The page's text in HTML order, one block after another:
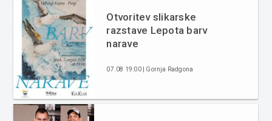
Otvoritev slikarske
razstave Lepota barv
narave
07.08 19:00 | Gornja Radgona